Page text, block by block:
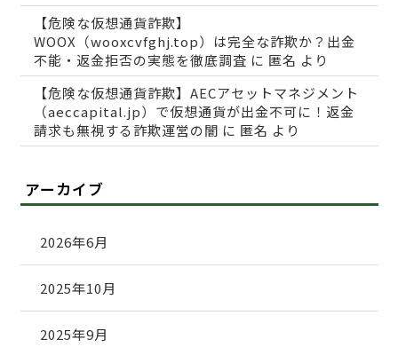
【危険な仮想通貨詐欺】
WOOX（wooxcvfghj.top）は完全な詐欺か？出金
不能・返金拒否の実態を徹底調査 に 匿名 より
【危険な仮想通貨詐欺】AECアセットマネジメント
（aeccapital.jp）で仮想通貨が出金不可に！返金
請求も無視する詐欺運営の闇 に 匿名 より
アーカイブ
2026年6月
2025年10月
2025年9月